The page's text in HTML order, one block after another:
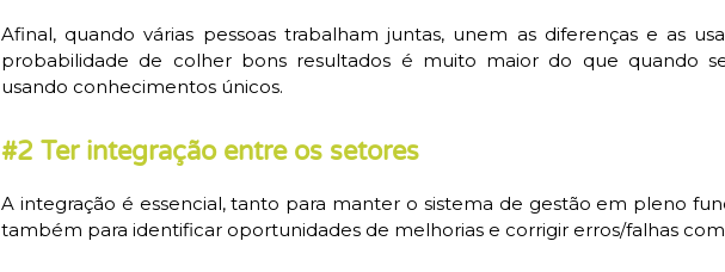
Afinal, quando várias pessoas trabalham juntas, unem as diferenças e as
probabilidade de colher bons resultados é muito maior do que quando
usando conhecimentos únicos.
#2 Ter integração entre os setores
A integração é essencial, tanto para manter o sistema de gestão em pleno
também para identificar oportunidades de melhorias e corrigir erros/falhas com